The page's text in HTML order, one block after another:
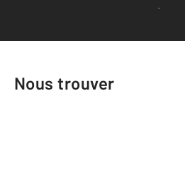
Voir tous les
Nous trouver